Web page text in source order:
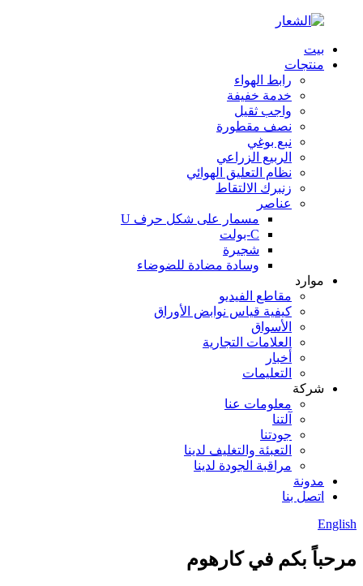
بيت
منتجات
رابط الهواء
خدمة خفيفة
واجب ثقيل
نصف مقطورة
نبع بوغي
الربيع الزراعي
نظام التعليق الهوائي
زنبرك الالتقاط
عناصر
مسمار على شكل حرف U
C-بولت
شجيرة
وسادة مضادة للضوضاء
موارد
مقاطع الفيديو
كيفية قياس نوابض الأوراق
الأسواق
العلامات التجارية
أخبار
التعليمات
شركة
معلومات عنا
آلتنا
جودتنا
التعبئة والتغليف لدينا
مراقبة الجودة لدينا
مدونة
اتصل بنا
English
مرحباً بكم في كارهوم